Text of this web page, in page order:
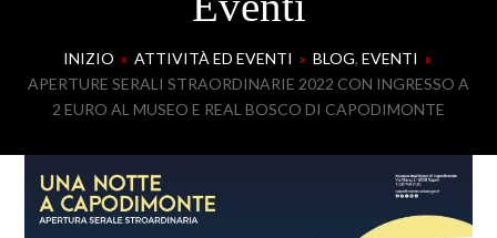
INIZIO » ATTIVITÀ ED EVENTI » BLOG, EVENTI »
APERTURE SERALI STRAORDINARIE 2022 CON INGRESSO A
2 EURO AL MUSEO E REAL BOSCO DI CAPODIMONTE